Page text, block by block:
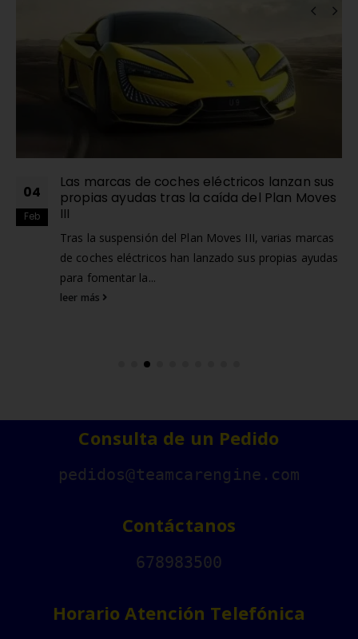
POSTS
04
Feb
Las marcas de coches eléctricos lanzan sus
propias ayudas tras la caída del Plan Moves
III
Tras la suspensión del Plan Moves III, varias marcas
de coches eléctricos han lanzado sus propias ayudas
para fomentar la...
leer más
Consulta de un Pedido
pedidos@teamcarengine.com
Contáctanos
678983500
Horario Atención Telefónica